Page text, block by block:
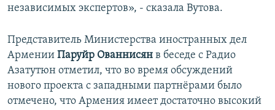
независимых экспертов», - сказала Вутова.
Представитель Министерства иностранных дел
Армении Паруйр Ованнисян в беседе с Радио
Азатутюн отметил, что во время обсуждений
нового проекта с западными партнёрами было
отмечено, что Армения имеет достаточно высокий